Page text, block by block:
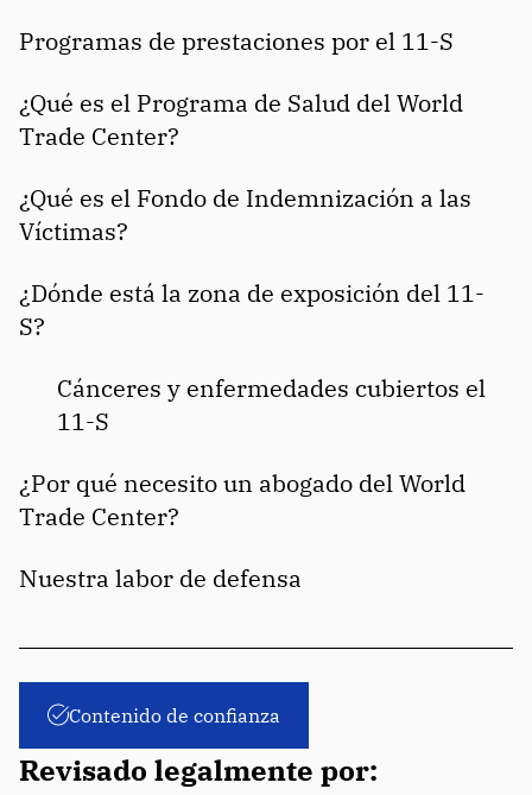
Programas de prestaciones por el 11-S
¿Qué es el Programa de Salud del World
Trade Center?
¿Qué es el Fondo de Indemnización a las
Víctimas?
¿Dónde está la zona de exposición del 11-
S?
Cánceres y enfermedades cubiertos el
11-S
¿Por qué necesito un abogado del World
Trade Center?
Nuestra labor de defensa
Revisado legalmente por:
Contenido de confianza